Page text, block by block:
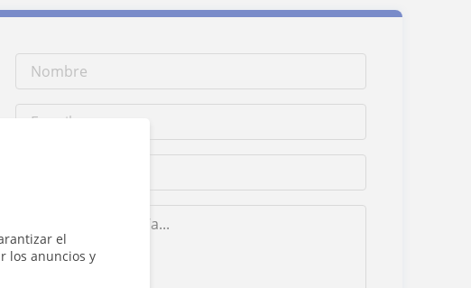
el
los anuncios y